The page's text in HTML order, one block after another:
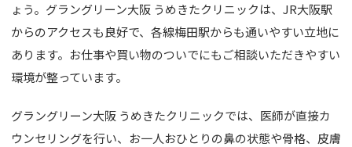
ょう。グラングリーン大阪 うめきたクリニックは、JR大阪駅
からのアクセスも良好で、各線梅田駅からも通いやすい立地に
あります。お仕事や買い物のついでにもご相談いただきやすい
環境が整っています。
グラングリーン大阪 うめきたクリニックでは、医師が直接カ
ウンセリングを行い、お一人おひとりの鼻の状態や骨格、皮膚